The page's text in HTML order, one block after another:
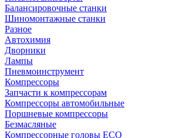
Балансировочные станки
Шиномонтажные станки
Разное
Автохимия
Дворники
Лампы
Пневмоинструмент
Компрессоры
Запчасти к компрессорам
Компрессоры автомобильные
Поршневые компрессоры
Безмасляные
Компрессорные головы ECO